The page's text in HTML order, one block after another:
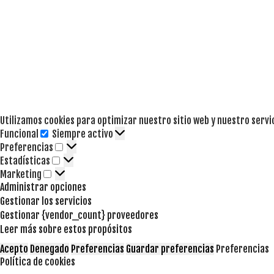
Utilizamos cookies para optimizar nuestro sitio web y nuestro
Funcional
Funcional
Siempre activo
Preferencias
Preferencias
Estadísticas Estadísticas
Marketing Marketing
Administrar opciones
Gestionar los servicios
Gestionar {vendor_count} proveedores
Leer más sobre estos propósitos
Acepto Denegado Preferencias Guardar preferencias Preferencias
Política de cookies